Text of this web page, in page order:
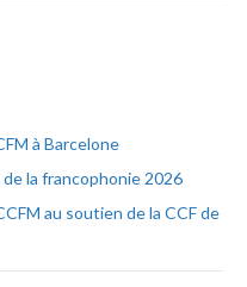
à Barcelone
la francophonie 2026
au soutien de la CCF de